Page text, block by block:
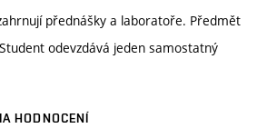
přednášky a laboratoře. Předmět
odevzdává jeden samostatný
HODNOCENÍ